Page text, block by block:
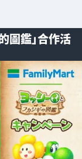
圖鑑」合作活